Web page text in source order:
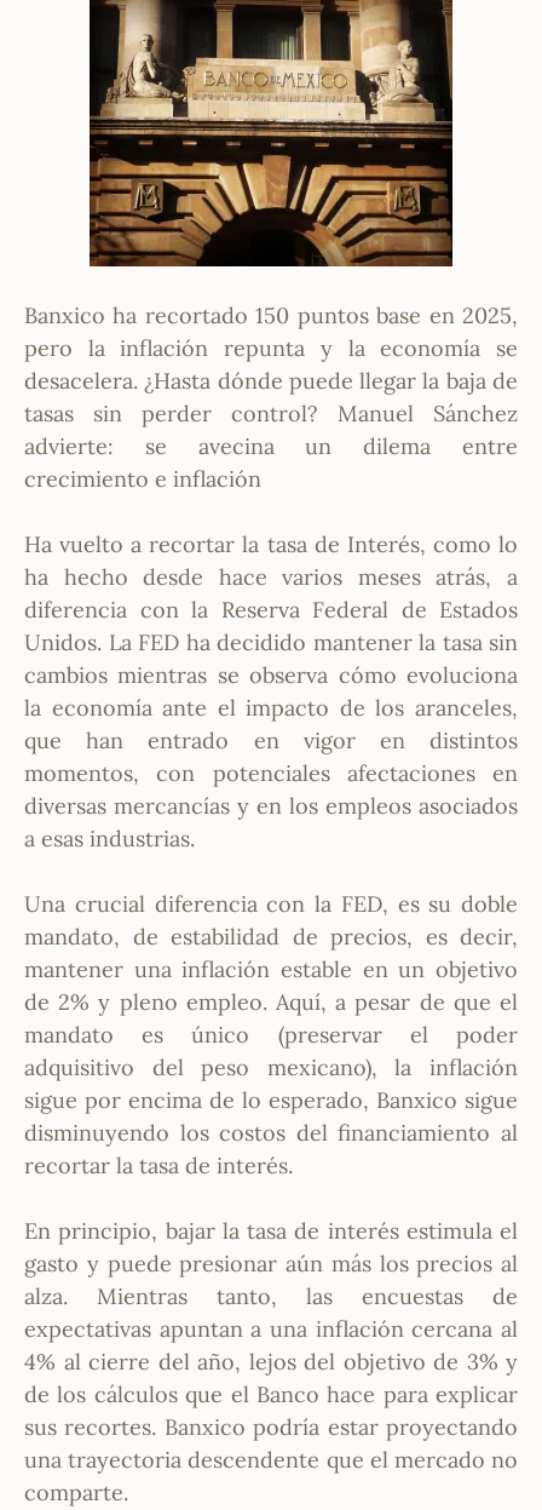
Banxico ha recortado 150 puntos base en 2025,
pero la inflación repunta y la economía se
desacelera. ¿Hasta dónde puede llegar la baja de
tasas sin perder control? Manuel Sánchez
advierte: se avecina un dilema entre
crecimiento e inflación
Ha vuelto a recortar la tasa de Interés, como lo
ha hecho desde hace varios meses atrás, a
diferencia con la Reserva Federal de Estados
Unidos. La FED ha decidido mantener la tasa sin
cambios mientras se observa cómo evoluciona
la economía ante el impacto de los aranceles,
que han entrado en vigor en distintos
momentos, con potenciales afectaciones en
diversas mercancías y en los empleos asociados
a esas industrias.
Una crucial diferencia con la FED, es su doble
mandato, de estabilidad de precios, es decir,
mantener una inflación estable en un objetivo
de 2% y pleno empleo. Aquí, a pesar de que el
mandato es único (preservar el poder
adquisitivo del peso mexicano), la inflación
sigue por encima de lo esperado, Banxico sigue
disminuyendo los costos del financiamiento al
recortar la tasa de interés.
En principio, bajar la tasa de interés estimula el
gasto y puede presionar aún más los precios al
alza. Mientras tanto, las encuestas de
expectativas apuntan a una inflación cercana al
4% al cierre del año, lejos del objetivo de 3% y
de los cálculos que el Banco hace para explicar
sus recortes. Banxico podría estar proyectando
una trayectoria descendente que el mercado no
comparte.